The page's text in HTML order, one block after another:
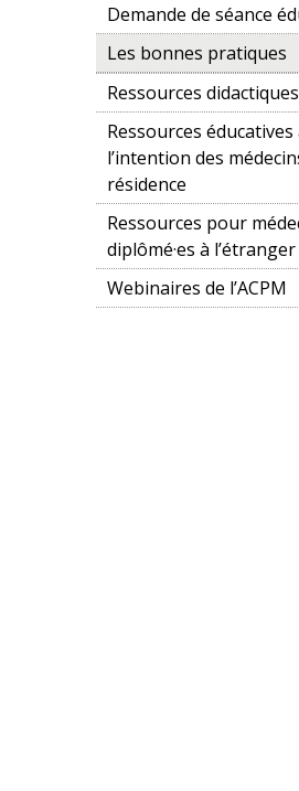
Demande de séance
Les bonnes pratiques
Ressources didactiques
Ressources éducatives
l’intention des
résidence
Ressources pour
diplômé·es à l’étranger
Webinaires de l’ACPM